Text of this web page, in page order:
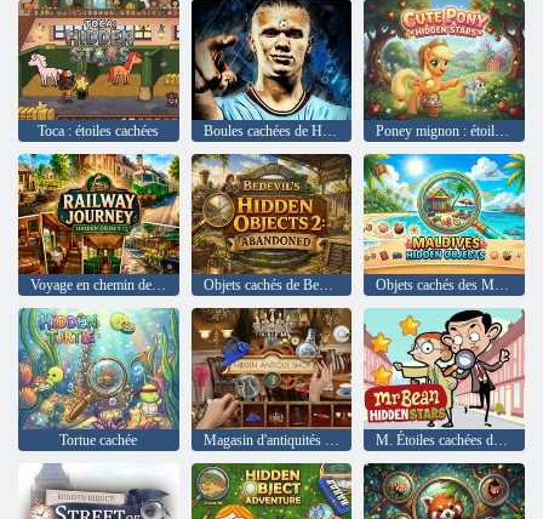
Toca : étoiles cachées
Voyage en chemin de fer - Objets cachés Objets cachés de Bedevil 2 - Abandonné Objets cachés des Maldives
Tortue cachée